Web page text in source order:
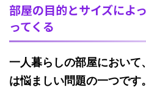
部屋の目的とサイズによ
ってくる
一人暮らしの部屋におい
は悩ましい問題の一つです。